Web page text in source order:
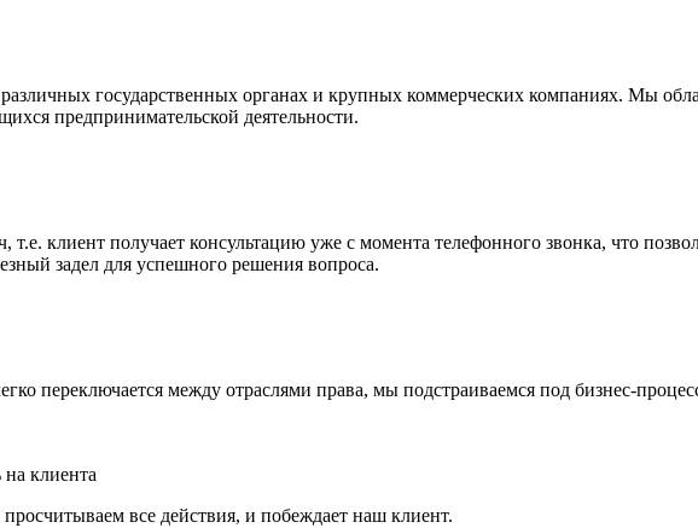
государственных органах и крупных коммерческих компаниях. Мы
предпринимательской деятельности.
т.е. клиент получает консультацию уже с момента телефонного звонка, что
задел для успешного решения вопроса.
переключается между отраслями права, мы подстраиваемся под бизнес-
клиента
все действия, и побеждает наш клиент.